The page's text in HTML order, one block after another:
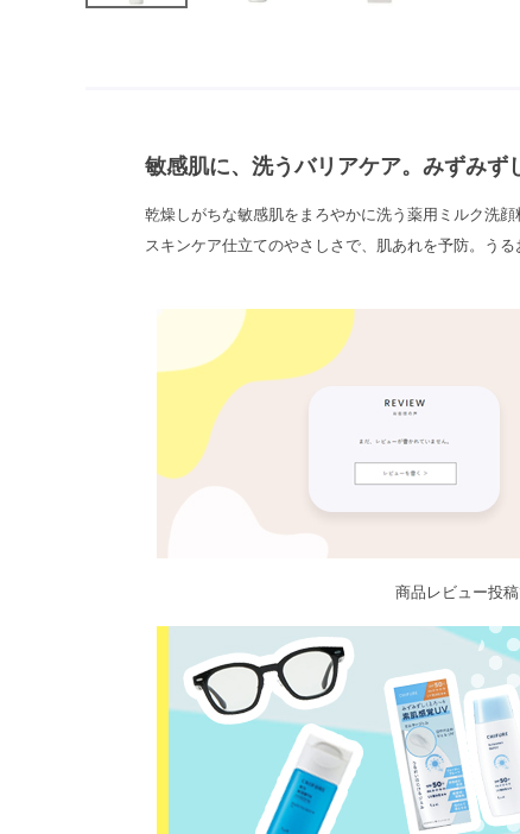
敏感肌に、洗うバリアケア。みずみず
乾燥しがちな敏感肌をまろやかに洗う薬用ミルク洗顔
スキンケア仕立てのやさしさで、肌あれを予防。う
商品レビュー投